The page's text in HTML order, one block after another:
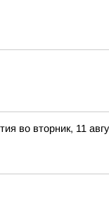
вторник, 11